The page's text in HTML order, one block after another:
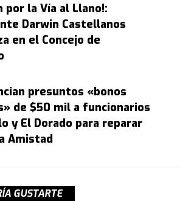
por la Vía al Llano!:
Darwin Castellanos
en el Concejo de
presuntos «bonos
de $50 mil a funcionarios
y El Dorado para reparar
Amistad
GUSTARTE